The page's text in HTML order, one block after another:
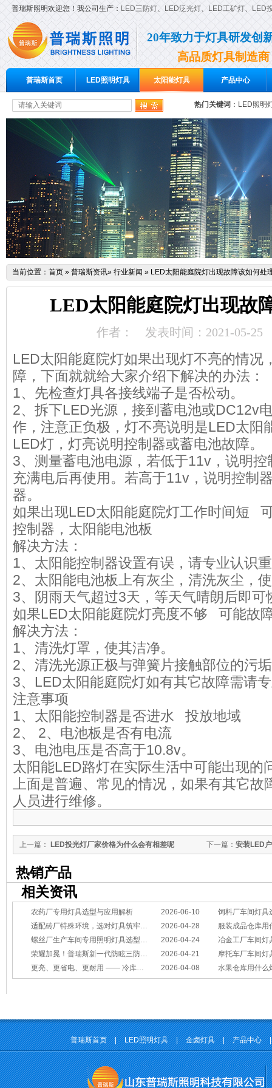
普瑞斯照明欢迎您！我公司生产： LED三防灯、 LED泛光灯、 LED工矿灯、 LED
20年致力于灯具研发创
高品质灯具制造商
普瑞斯首页 LED照明灯具 太阳能灯具 产品中心
热门关键词 ： LED照明
当前位置： 首页 » 普瑞斯资讯» 行业新闻 » LED太阳能庭院灯出现故障该如何处
LED太阳能庭院灯出现故
作者： 发表时间：2021-05-25
LED太阳能庭院灯如果出现灯不亮的情况
障，下面就就给大家介绍下解决的办法：
1、先检查灯具各接线端子是否松动。
2、拆下LED光源，接到蓄电池或DC12v
作，注意正负极，灯不亮说明是LED太阳
LED灯，灯亮说明控制器或蓄电池故障。
3、测量蓄电池电源，若低于11v，说明
充满电后再使用。若高于11v，说明控制
器。
如果出现LED太阳能庭院灯工作时间短
控制器，太阳能电池板
解决方法：
1、太阳能控制器设置有误，请专业认识
2、太阳能电池板上有灰尘，清洗灰尘，
3、阴雨天气超过3天，等天气晴朗后即
如果LED太阳能庭院灯亮度不够 可能故
解决方法：
1、清洗灯罩，使其洁净。
2、清洗光源正极与弹簧片接触部位的污
3、LED太阳能庭院灯如有其它故障需请
注意事项
1、太阳能控制器是否进水 投放地域
2、 2、电池板是否有电流
3、电池电压是否高于10.8v。
太阳能LED路灯在实际生活中可能出现的
上面是普遍、常见的情况，如果有其它
人员进行维修。
下一篇： 安装LED
上一篇： LED投光灯厂家价格为什么会有相差呢
热销产品
相关资讯
2026-06-10
农药厂专用灯具选型与应用解析
饲料厂车间灯具
2026-04-28
适配砖厂特殊环境，选对灯具筑牢生产安全线
服装成品仓库用
2026-04-24
螺丝厂生产车间专用照明灯具选型方案
冶金工厂车间灯具选型指南：
2026-04-21
荣耀加冕！普瑞斯新一代防眩三防灯BC-L斩获2026阿拉丁神灯奖
摩托车厂车间灯具怎么选？
2026-04-08
更亮、更省电、更耐用 —— 冷库照明优选 水果仓库用什么
普瑞斯首页 | LED照明灯具 | 金卤灯具 | 产品中心 |